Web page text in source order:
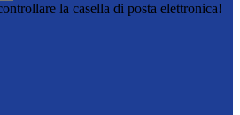
la casella di posta elettronica!